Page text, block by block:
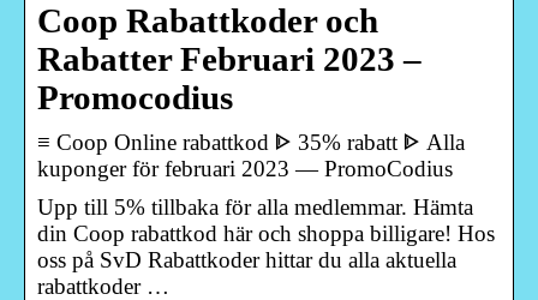
Coop Rabattkoder och
Rabatter Februari 2023 –
Promocodius
≡ Coop Online rabattkod ᐈ 35% rabatt ᐈ Alla
kuponger för februari 2023 — PromoCodius
Upp till 5% tillbaka för alla medlemmar. Hämta
din Coop rabattkod här och shoppa billigare! Hos
oss på SvD Rabattkoder hittar du alla aktuella
rabattkoder …